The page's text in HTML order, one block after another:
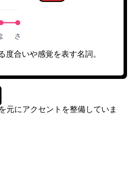
さ
度合いや感覚を表す名詞。
元にアクセントを整備していま